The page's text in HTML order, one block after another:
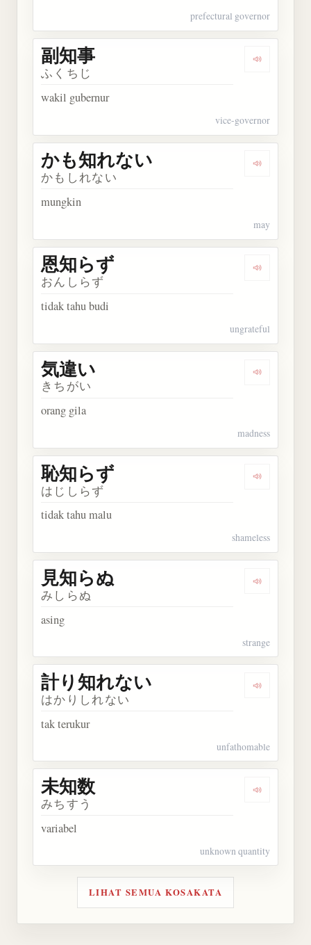
prefectural governor
Dengarkan
副知事
ふくちじ
wakil gubernur
vice-governor
Dengarkan
かも知れない
かもしれない
mungkin
may
Dengarkan
恩知らず
おんしらず
tidak tahu budi
ungrateful
Dengarkan
気違い
きちがい
orang gila
madness
Dengarkan
恥知らず
はじしらず
tidak tahu malu
shameless
Dengarkan
見知らぬ
みしらぬ
asing
strange
Dengarkan
計り知れない
はかりしれない
tak terukur
unfathomable
Dengarkan
未知数
みちすう
variabel
unknown quantity
LIHAT SEMUA KOSAKATA